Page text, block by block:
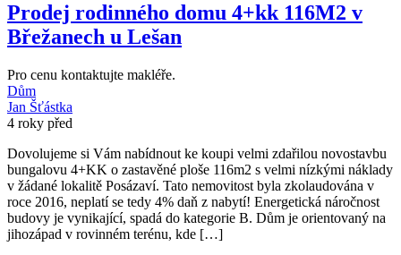
Prodej rodinného domu 4+kk 116M2 v
Břežanech u Lešan
Pro cenu kontaktujte makléře.
Dům
Jan Šťástka
4 roky před
Dovolujeme si Vám nabídnout ke koupi velmi zdařilou novostavbu
bungalovu 4+KK o zastavěné ploše 116m2 s velmi nízkými náklady
v žádané lokalitě Posázaví. Tato nemovitost byla zkolaudována v
roce 2016, neplatí se tedy 4% daň z nabytí! Energetická náročnost
budovy je vynikající, spadá do kategorie B. Dům je orientovaný na
jihozápad v rovinném terénu, kde […]